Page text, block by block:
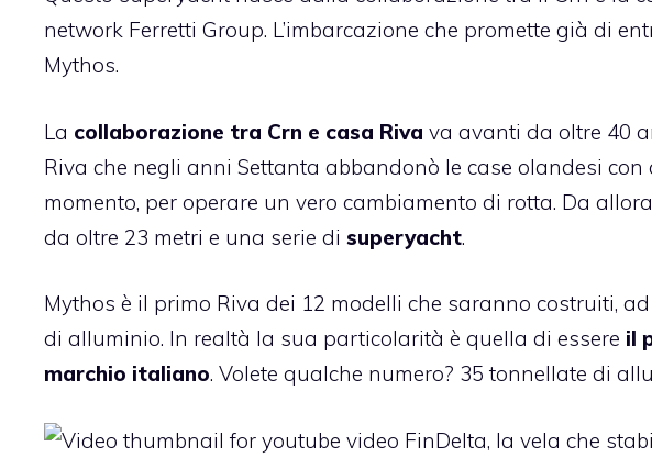
network Ferretti Group. L’imbarcazione che promette già di
Mythos.
La collaborazione tra Crn e casa Riva va avanti da oltre 40
Riva che negli anni Settanta abbandonò le case olandesi
momento, per operare un vero cambiamento di rotta. Da
da oltre 23 metri e una serie di superyacht.
Mythos è il primo Riva dei 12 modelli che saranno costruiti,
di alluminio. In realtà la sua particolarità è quella di essere il
marchio italiano. Volete qualche numero? 35 tonnellate di